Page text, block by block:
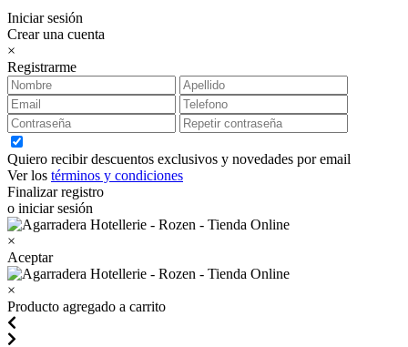
Iniciar sesión
Crear una cuenta
×
Registrarme
Quiero recibir descuentos exclusivos y novedades por email
Ver los términos y condiciones
Finalizar registro
o iniciar sesión
×
Aceptar
×
Producto agregado a carrito